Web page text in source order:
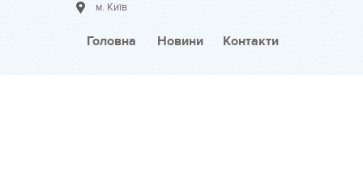
м. Київ
Головна Новини Контакти